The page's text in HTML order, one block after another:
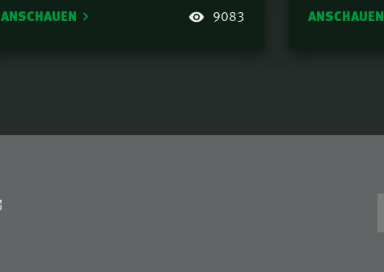
ANSCHAUEN 9083 ANSCHAUEN